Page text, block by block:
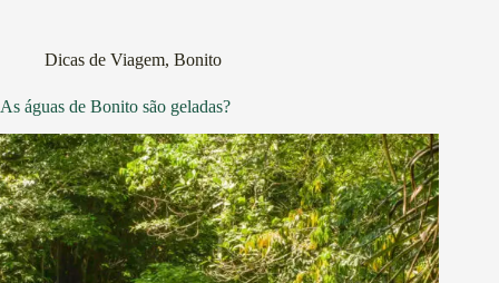
Dicas de Viagem, Bonito
As águas de Bonito são geladas?